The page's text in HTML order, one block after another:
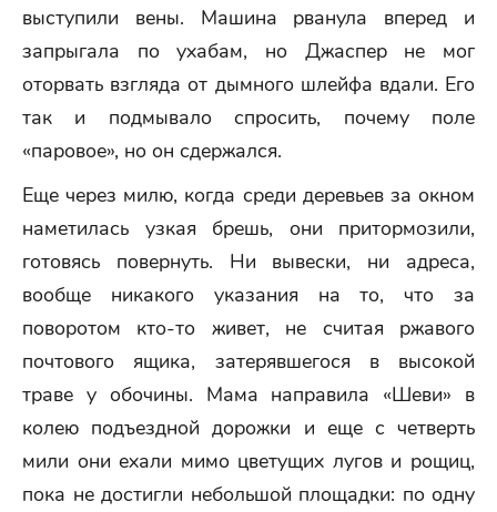
выступили вены. Машина рванула вперед и
запрыгала по ухабам, но Джаспер не мог
оторвать взгляда от дымного шлейфа вдали. Его
так и подмывало спросить, почему поле
«паровое», но он сдержался.
Еще через милю, когда среди деревьев за окном
наметилась узкая брешь, они притормозили,
готовясь повернуть. Ни вывески, ни адреса,
вообще никакого указания на то, что за
поворотом кто-то живет, не считая ржавого
почтового ящика, затерявшегося в высокой
траве у обочины. Мама направила «Шеви» в
колею подъездной дорожки и еще с четверть
мили они ехали мимо цветущих лугов и рощиц,
пока не достигли небольшой площадки: по одну